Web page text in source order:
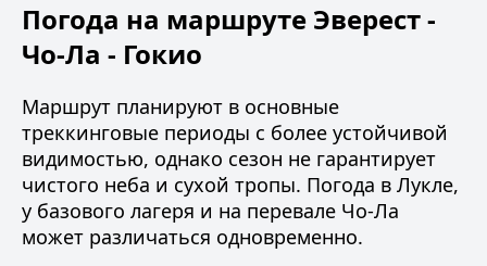
Погода на маршруте Эверест -
Чо-Ла - Гокио
Маршрут планируют в основные
треккинговые периоды с более устойчивой
видимостью, однако сезон не гарантирует
чистого неба и сухой тропы. Погода в Лукле,
у базового лагеря и на перевале Чо-Ла
может различаться одновременно.